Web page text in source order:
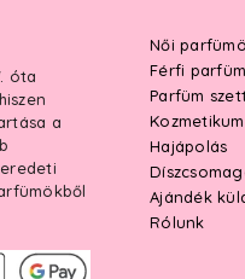
óta
a
Női
Férfi
Parfüm
Hajápolás
Ajándék
Rólunk